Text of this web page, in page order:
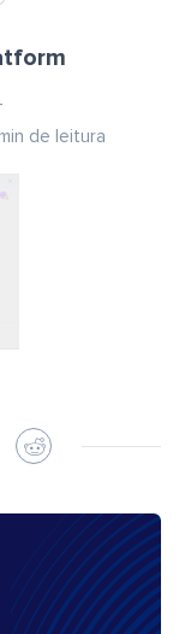
min de leitura